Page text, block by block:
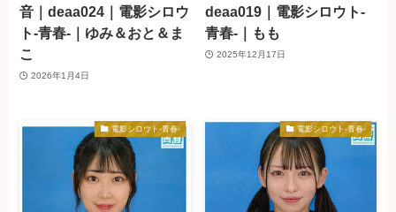
音｜deaa024｜電影シロウ
ト-青春-｜ゆみ＆おと＆ま
こ
2026年1月4日
deaa019｜電影シロウト-
青春-｜もも
2025年12月17日
電影シロウト-青春- 電影シロウト-青春-